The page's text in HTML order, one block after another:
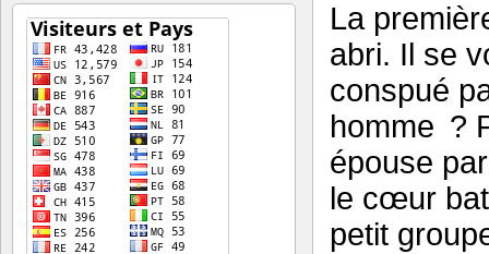
La
abri. Il se
conspué
homme ?
épouse
le cœur
petit